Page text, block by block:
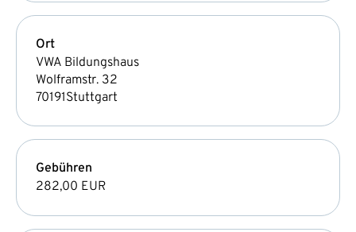
Ort
VWA Bildungshaus
Wolframstr. 32
70191Stuttgart
Gebühren
282,00 EUR